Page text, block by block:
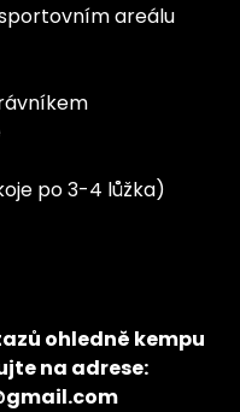
areálu
po 3-4 lůžka)
ohledně kempu
na adrese: